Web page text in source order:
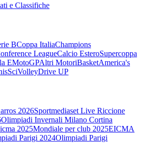
e Classifiche
BCoppa ItaliaChampions
LeagueCalcio EsteroSupercoppa
EMotoGPAltri MotoriBasketAmerica's
SciVolleyDrive UP
2026Sportmediaset Live Riccione
Olimpiadi Invernali Milano Cortina
2025Mondiale per club 2025EICMA
Parigi 2024Olimpiadi Parigi